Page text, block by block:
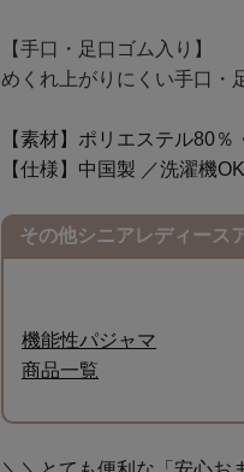
【手口・足口ゴム入り】
めくれ上がりにくい手口・
【素材】ポリエステル80％
【仕様】中国製 ／洗濯機OK
その他シニアレディース
機能性パジャマ
商品一覧